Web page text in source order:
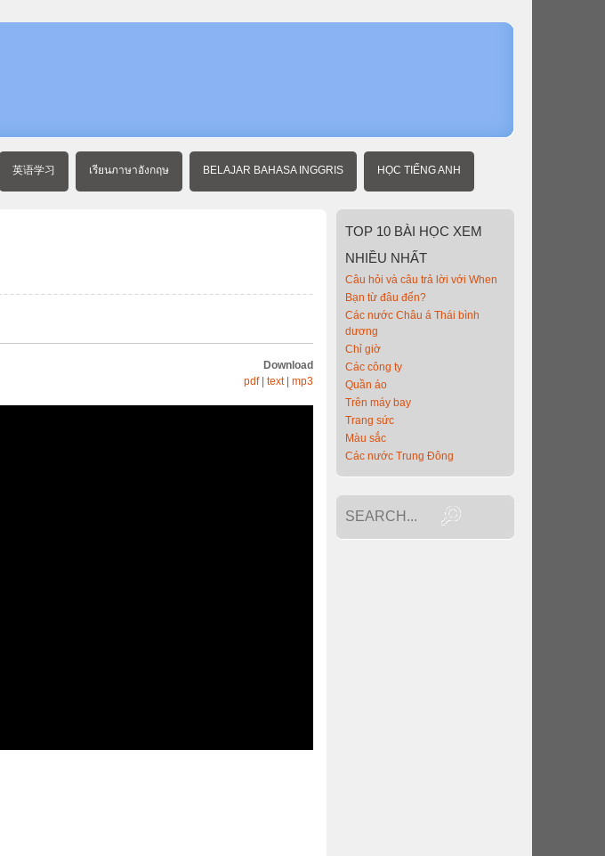
英语学习 เรียนภาษาอังกฤษ BELAJAR BAHASA INGGRIS HỌC TIẾNG ANH
Download
pdf| text| mp3
TOP 10 BÀI HỌC XEM
NHIỀU NHẤT
Câu hỏi và câu trả lời với When
Bạn từ đâu đến?
Các nước Châu á Thái bình
dương
Chỉ giờ
Các công ty
Quần áo
Trên máy bay
Trang sức
Màu sắc
Các nước Trung Đông